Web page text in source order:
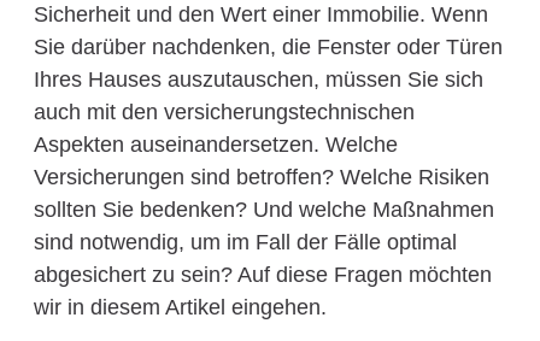
Sicherheit und den Wert einer Immobilie. Wenn
Sie darüber nachdenken, die Fenster oder Türen
Ihres Hauses auszutauschen, müssen Sie sich
auch mit den versicherungstechnischen
Aspekten auseinandersetzen. Welche
Versicherungen sind betroffen? Welche Risiken
sollten Sie bedenken? Und welche Maßnahmen
sind notwendig, um im Fall der Fälle optimal
abgesichert zu sein? Auf diese Fragen möchten
wir in diesem Artikel eingehen.